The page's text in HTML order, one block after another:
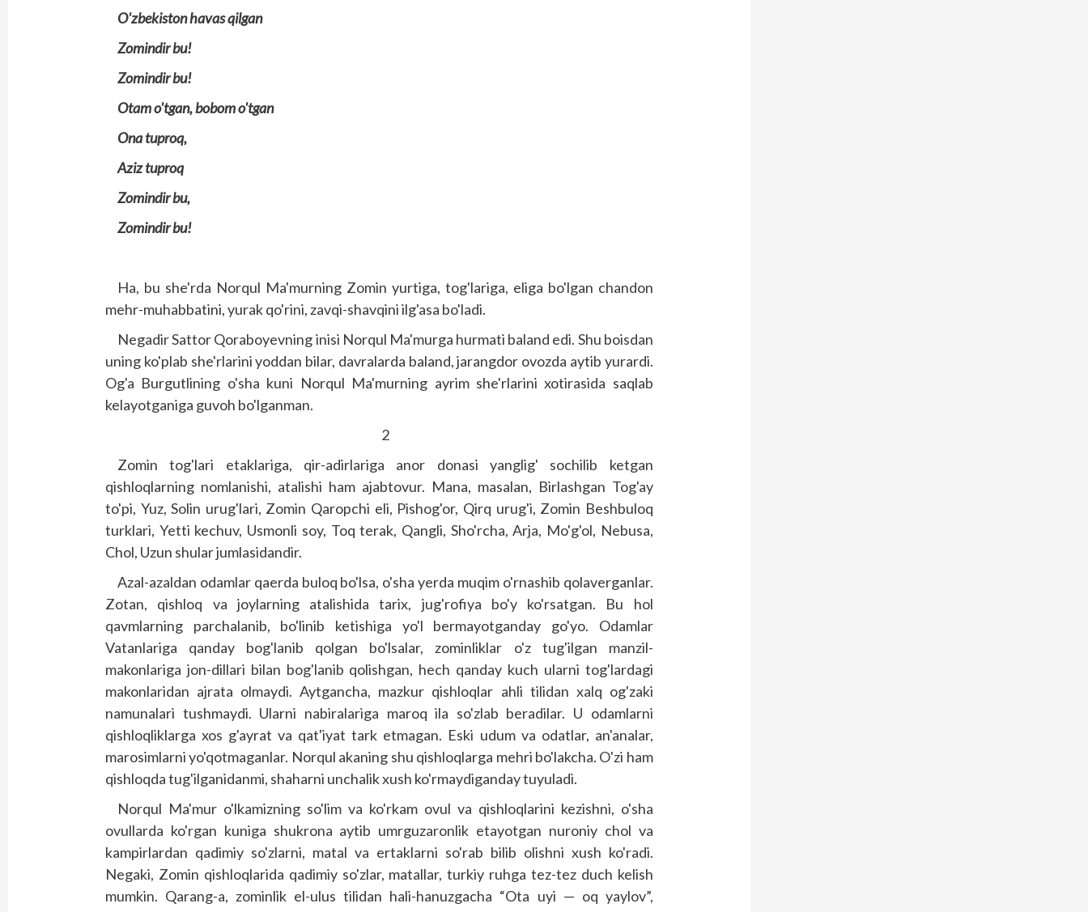
O'zbekiston havas qilgan
Zomindir bu!
Zomindir bu!
Otam o'tgan, bobom o'tgan
Ona tuproq,
Aziz tuproq
Zomindir bu,
Zomindir bu!
Ha, bu she'rda Norqul Ma'murning Zomin yurtiga, tog'lariga, eliga bo'lgan chandon
mehr-muhabbatini, yurak qo'rini, zavqi-shavqini ilg'asa bo'ladi.
Negadir Sattor Qoraboyevning inisi Norqul Ma'murga hurmati baland edi. Shu boisdan
uning ko'plab she'rlarini yoddan bilar, davralarda baland, jarangdor ovozda aytib yurardi.
Og'a Burgutlining o'sha kuni Norqul Ma'murning ayrim she'rlarini xotirasida saqlab
kelayotganiga guvoh bo'lganman.
2
Zomin tog'lari etaklariga, qir-adirlariga anor donasi yanglig' sochilib ketgan
qishloqlarning nomlanishi, atalishi ham ajabtovur. Mana, masalan, Birlashgan Tog'ay
to'pi, Yuz, Solin urug'lari, Zomin Qaropchi eli, Pishog'or, Qirq urug'i, Zomin Beshbuloq
turklari, Yetti kechuv, Usmonli soy, Toq terak, Qangli, Sho'rcha, Arja, Mo'g'ol, Nebusa,
Chol, Uzun shular jumlasidandir.
Azal-azaldan odamlar qaerda buloq bo'lsa, o'sha yerda muqim o'rnashib qolaverganlar.
Zotan, qishloq va joylarning atalishida tarix, jug'rofiya bo'y ko'rsatgan. Bu hol
qavmlarning parchalanib, bo'linib ketishiga yo'l bermayotganday go'yo. Odamlar
Vatanlariga qanday bog'lanib qolgan bo'lsalar, zominliklar o'z tug'ilgan manzil-
makonlariga jon-dillari bilan bog'lanib qolishgan, hech qanday kuch ularni tog'lardagi
makonlaridan ajrata olmaydi. Aytgancha, mazkur qishloqlar ahli tilidan xalq og'zaki
namunalari tushmaydi. Ularni nabiralariga maroq ila so'zlab beradilar. U odamlarni
qishloqliklarga xos g'ayrat va qat'iyat tark etmagan. Eski udum va odatlar, an'analar,
marosimlarni yo'qotmaganlar. Norqul akaning shu qishloqlarga mehri bo'lakcha. O'zi ham
qishloqda tug'ilganidanmi, shaharni unchalik xush ko'rmaydiganday tuyuladi.
Norqul Ma'mur o'lkamizning so'lim va ko'rkam ovul va qishloqlarini kezishni, o'sha
ovullarda ko'rgan kuniga shukrona aytib umrguzaronlik etayotgan nuroniy chol va
kampirlardan qadimiy so'zlarni, matal va ertaklarni so'rab bilib olishni xush ko'radi.
Negaki, Zomin qishloqlarida qadimiy so'zlar, matallar, turkiy ruhga tez-tez duch kelish
mumkin. Qarang-a, zominlik el-ulus tilidan hali-hanuzgacha “Ota uyi — oq yaylov”,